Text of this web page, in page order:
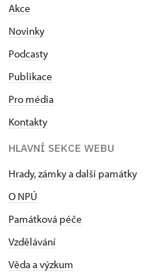
Akce
Novinky
Podcasty
Publikace
Pro média
Kontakty
HLAVNÍ SEKCE WEBU
Hrady, zámky a další památky
O NPÚ
Památková péče
Vzdělávání
Věda a výzkum